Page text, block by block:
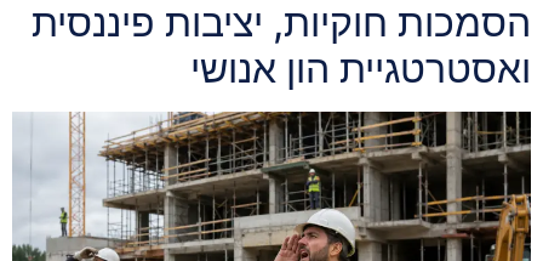
הסמכות חוקיות, יציבות פיננסית
ואסטרטגיית הון אנושי